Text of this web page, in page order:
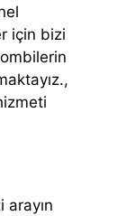
için bizi